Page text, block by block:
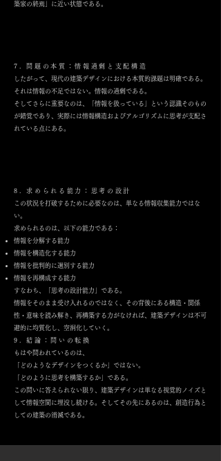
築家の終焉」に近い状態である。
7. 問題の本質：情報過剰と支配構造
したがって、現代の建築デザインにおける本質的課題は明確である。
それは情報の不足ではない。情報の過剰である。
そしてさらに重要なのは、「情報を扱っている」という認識そのもの
が錯覚であり、実際には情報構造およびアルゴリズムに思考が支配さ
れている点にある。
8. 求められる能力：思考の設計
この状況を打破するために必要なのは、単なる情報収集能力ではな
い。
求められるのは、以下の能力である：
情報を分解する能力
情報を構造化する能力
情報を批判的に選別する能力
情報を再構成する能力
すなわち、「思考の設計能力」である。
情報をそのまま受け入れるのではなく、その背後にある構造・関係
性・意味を読み解き、再構築する力がなければ、建築デザインは不可
避的に均質化し、空洞化していく。
9. 結論：問いの転換
もはや問われているのは、
「どのようなデザインをつくるか」ではない。
「どのように思考を構築するか」である。
この問いに答えられない限り、建築デザインは単なる視覚的ノイズと
して情報空間に埋没し続ける。そしてその先にあるのは、創造行為と
しての建築の消滅である。